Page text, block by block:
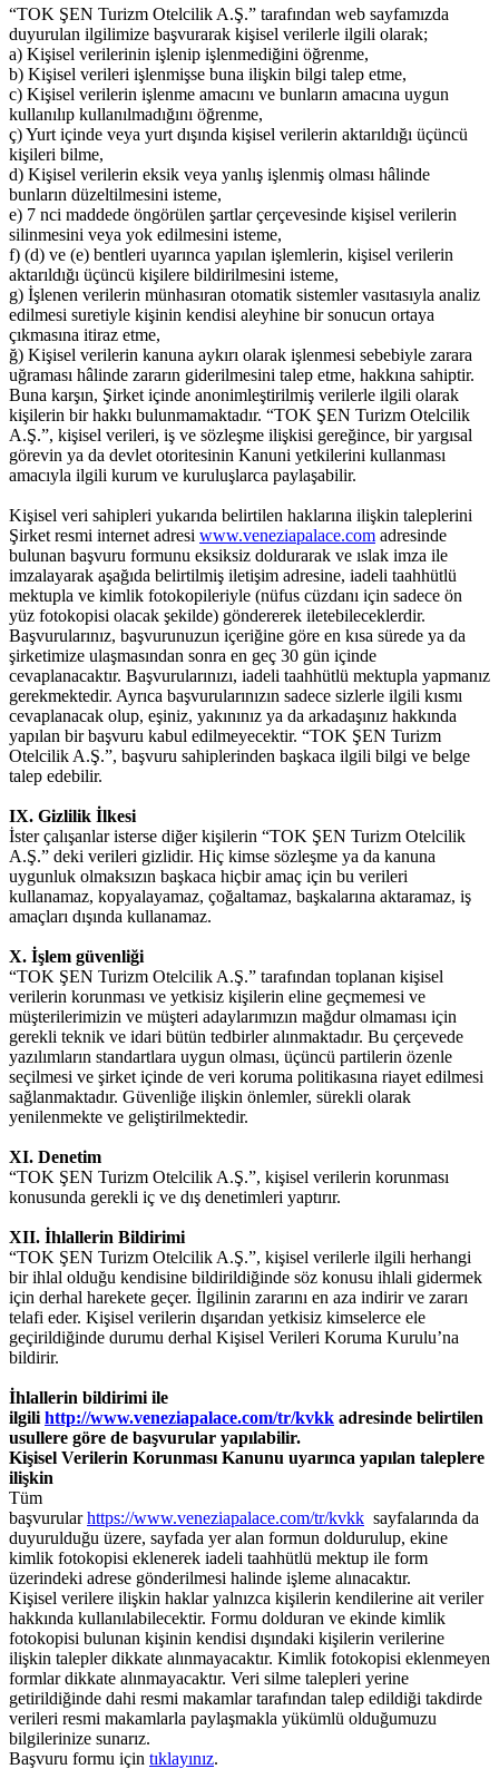
“TOK ŞEN Turizm Otelcilik A.Ş.” tarafından web sayfamızda
duyurulan ilgilimize başvurarak kişisel verilerle ilgili olarak;
a) Kişisel verilerinin işlenip işlenmediğini öğrenme,
b) Kişisel verileri işlenmişse buna ilişkin bilgi talep etme,
c) Kişisel verilerin işlenme amacını ve bunların amacına uygun
kullanılıp kullanılmadığını öğrenme,
ç) Yurt içinde veya yurt dışında kişisel verilerin aktarıldığı üçüncü
kişileri bilme,
d) Kişisel verilerin eksik veya yanlış işlenmiş olması hâlinde
bunların düzeltilmesini isteme,
e) 7 nci maddede öngörülen şartlar çerçevesinde kişisel verilerin
silinmesini veya yok edilmesini isteme,
f) (d) ve (e) bentleri uyarınca yapılan işlemlerin, kişisel verilerin
aktarıldığı üçüncü kişilere bildirilmesini isteme,
g) İşlenen verilerin münhasıran otomatik sistemler vasıtasıyla analiz
edilmesi suretiyle kişinin kendisi aleyhine bir sonucun ortaya
çıkmasına itiraz etme,
ğ) Kişisel verilerin kanuna aykırı olarak işlenmesi sebebiyle zarara
uğraması hâlinde zararın giderilmesini talep etme, hakkına sahiptir.
Buna karşın, Şirket içinde anonimleştirilmiş verilerle ilgili olarak
kişilerin bir hakkı bulunmamaktadır. “TOK ŞEN Turizm Otelcilik
A.Ş.”, kişisel verileri, iş ve sözleşme ilişkisi gereğince, bir yargısal
görevin ya da devlet otoritesinin Kanuni yetkilerini kullanması
amacıyla ilgili kurum ve kuruluşlarca paylaşabilir.
Kişisel veri sahipleri yukarıda belirtilen haklarına ilişkin taleplerini
Şirket resmi internet adresi www.veneziapalace.com adresinde
bulunan başvuru formunu eksiksiz doldurarak ve ıslak imza ile
imzalayarak aşağıda belirtilmiş iletişim adresine, iadeli taahhütlü
mektupla ve kimlik fotokopileriyle (nüfus cüzdanı için sadece ön
yüz fotokopisi olacak şekilde) göndererek iletebileceklerdir.
Başvurularınız, başvurunuzun içeriğine göre en kısa sürede ya da
şirketimize ulaşmasından sonra en geç 30 gün içinde
cevaplanacaktır. Başvurularınızı, iadeli taahhütlü mektupla yapmanız
gerekmektedir. Ayrıca başvurularınızın sadece sizlerle ilgili kısmı
cevaplanacak olup, eşiniz, yakınınız ya da arkadaşınız hakkında
yapılan bir başvuru kabul edilmeyecektir. “TOK ŞEN Turizm
Otelcilik A.Ş.”, başvuru sahiplerinden başkaca ilgili bilgi ve belge
talep edebilir.
IX. Gizlilik İlkesi
İster çalışanlar isterse diğer kişilerin “TOK ŞEN Turizm Otelcilik
A.Ş.” deki verileri gizlidir. Hiç kimse sözleşme ya da kanuna
uygunluk olmaksızın başkaca hiçbir amaç için bu verileri
kullanamaz, kopyalayamaz, çoğaltamaz, başkalarına aktaramaz, iş
amaçları dışında kullanamaz.
X. İşlem güvenliği
“TOK ŞEN Turizm Otelcilik A.Ş.” tarafından toplanan kişisel
verilerin korunması ve yetkisiz kişilerin eline geçmemesi ve
müşterilerimizin ve müşteri adaylarımızın mağdur olmaması için
gerekli teknik ve idari bütün tedbirler alınmaktadır. Bu çerçevede
yazılımların standartlara uygun olması, üçüncü partilerin özenle
seçilmesi ve şirket içinde de veri koruma politikasına riayet edilmesi
sağlanmaktadır. Güvenliğe ilişkin önlemler, sürekli olarak
yenilenmekte ve geliştirilmektedir.
XI. Denetim
“TOK ŞEN Turizm Otelcilik A.Ş.”, kişisel verilerin korunması
konusunda gerekli iç ve dış denetimleri yaptırır.
XII. İhlallerin Bildirimi
“TOK ŞEN Turizm Otelcilik A.Ş.”, kişisel verilerle ilgili herhangi
bir ihlal olduğu kendisine bildirildiğinde söz konusu ihlali gidermek
için derhal harekete geçer. İlgilinin zararını en aza indirir ve zararı
telafi eder. Kişisel verilerin dışarıdan yetkisiz kimselerce ele
geçirildiğinde durumu derhal Kişisel Verileri Koruma Kurulu’na
bildirir.
İhlallerin bildirimi ile
ilgili http://www.veneziapalace.com/tr/kvkk adresinde belirtilen
usullere göre de başvurular yapılabilir.
Kişisel Verilerin Korunması Kanunu uyarınca yapılan taleplere
ilişkin
Tüm
başvurularhttps://www.veneziapalace.com/tr/kvkk sayfalarında da
duyurulduğu üzere, sayfada yer alan formun doldurulup, ekine
kimlik fotokopisi eklenerek iadeli taahhütlü mektup ile form
üzerindeki adrese gönderilmesi halinde işleme alınacaktır.
Kişisel verilere ilişkin haklar yalnızca kişilerin kendilerine ait veriler
hakkında kullanılabilecektir. Formu dolduran ve ekinde kimlik
fotokopisi bulunan kişinin kendisi dışındaki kişilerin verilerine
ilişkin talepler dikkate alınmayacaktır. Kimlik fotokopisi eklenmeyen
formlar dikkate alınmayacaktır. Veri silme talepleri yerine
getirildiğinde dahi resmi makamlar tarafından talep edildiği takdirde
verileri resmi makamlarla paylaşmakla yükümlü olduğumuzu
bilgilerinize sunarız.
Başvuru formu için tıklayınız.